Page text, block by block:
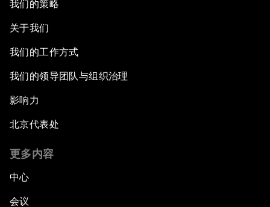
我们的策略
关于我们
我们的工作方式
我们的领导团队与组织治理
影响力
北京代表处
更多内容
中心
会议